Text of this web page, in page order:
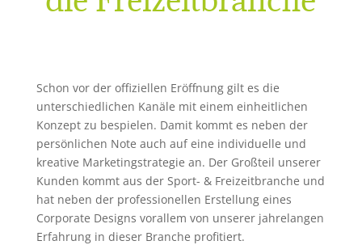
Schon vor der offiziellen Eröffnung gilt es die
unterschiedlichen Kanäle mit einem einheitlichen
Konzept zu bespielen. Damit kommt es neben der
persönlichen Note auch auf eine individuelle und
kreative Marketingstrategie an. Der Großteil unserer
Kunden kommt aus der Sport- & Freizeitbranche und
hat neben der professionellen Erstellung eines
Corporate Designs vorallem von unserer jahrelangen
Erfahrung in dieser Branche profitiert.